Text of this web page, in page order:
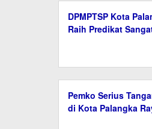
DPMPTSP Kota
Raih Predikat
Pemko Serius
di Kota Palangka